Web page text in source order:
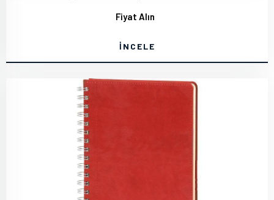
Fiyat Alın
İNCELE